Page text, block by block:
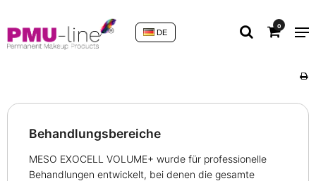
0
DE
Behandlungsbereiche
MESO EXOCELL VOLUME+ wurde für professionelle
Behandlungen entwickelt, bei denen die gesamte